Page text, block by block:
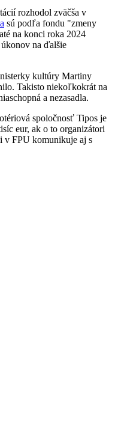
rozhodol zväčša v
sú podľa fondu "zmeny
na konci roka 2024
na ďalšie
kultúry Martiny
Takisto niekoľkokrát na
a nezasadla.
spoločnosť Tipos je
eur, ak o to organizátori
v FPU komunikuje aj s